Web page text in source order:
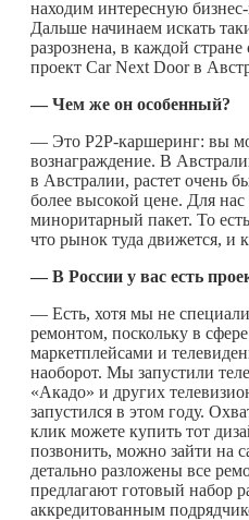
находим интересную
Дальше начинаем искать
разрознена, в каждой
проект Car Next Door в
— Чем же он особенный?
— Это P2P-каршеринг: вы
вознаграждение. В
в Австралии, растет очень
более высокой цене. Для
миноритарный пакет. То
что рынок туда движется, и
— В России у вас есть
— Есть, хотя мы не
ремонтом, поскольку в
маркетплейсами и
наоборот. Мы запустили
«Акадо» и других
запустился в этом году.
клик можете купить тот
позвонить, можно зайти на
детально разложены все
предлагают готовый набор
аккредитованным